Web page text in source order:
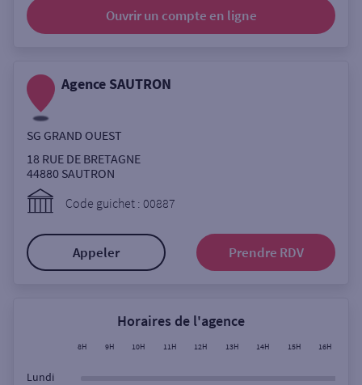
Ouverte le lundi
Ville / Code postal
Rue
Rechercher
Ouvrir un compte en ligne
Agence SAUTRON
SG GRAND OUEST
18 RUE DE BRETAGNE
44880 SAUTRON
Code guichet : 00887
Appeler Prendre RDV
Horaires de l'agence
8H 9H 10H 11H 12H 13H 14H 15H 16H
Lundi